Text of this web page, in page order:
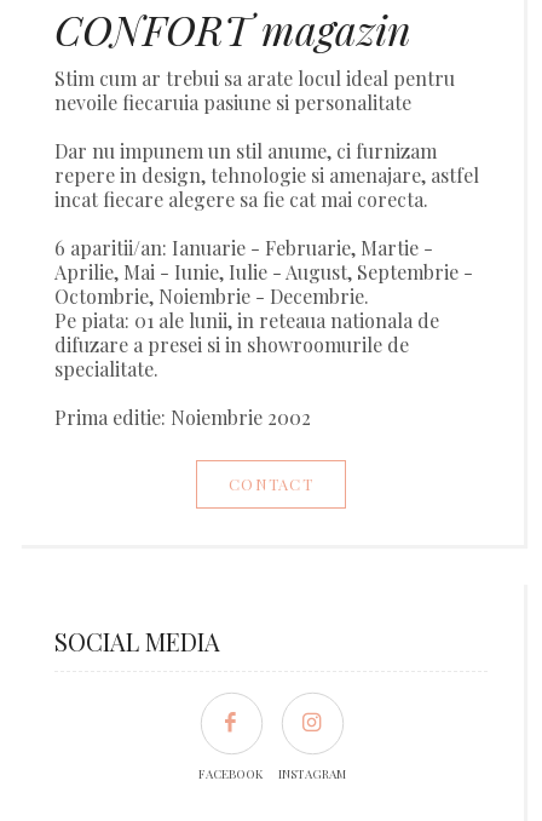
CONFORT magazin
Stim cum ar trebui sa arate locul ideal pentru
nevoile fiecaruia pasiune si personalitate
Dar nu impunem un stil anume, ci furnizam
repere in design, tehnologie si amenajare, astfel
incat fiecare alegere sa fie cat mai corecta.
6 aparitii/an: Ianuarie - Februarie, Martie -
Aprilie, Mai - Iunie, Iulie - August, Septembrie -
Octombrie, Noiembrie - Decembrie.
Pe piata: 01 ale lunii, in reteaua nationala de
difuzare a presei si in showroomurile de
specialitate.
Prima editie: Noiembrie 2002
CONTACT
SOCIAL MEDIA
FACEBOOK INSTAGRAM